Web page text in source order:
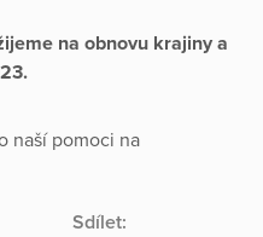
na obnovu krajiny a
naší pomoci na
Sdílet: